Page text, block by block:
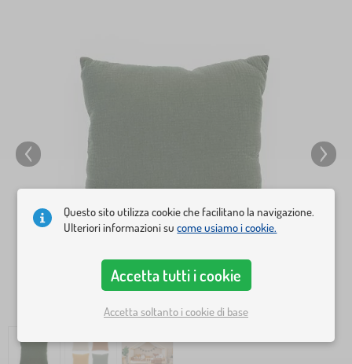
Questo sito utilizza cookie che facilitano la navigazione.
Ulteriori informazioni sucome usiamo i cookie.
Accetta tutti i cookie
Accetta soltanto i cookie di base